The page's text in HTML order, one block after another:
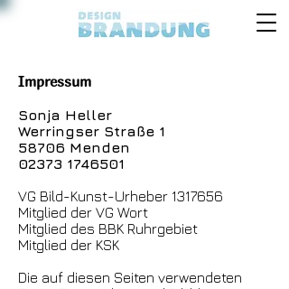
Impressum
Sonja Heller
Werringser Straße 1
58706 Menden
02373 1746501
VG Bild-Kunst-Urheber 1317656
Mitglied der VG Wort
Mitglied des BBK Ruhrgebiet
Mitglied der KSK
Die auf diesen Seiten verwendeten